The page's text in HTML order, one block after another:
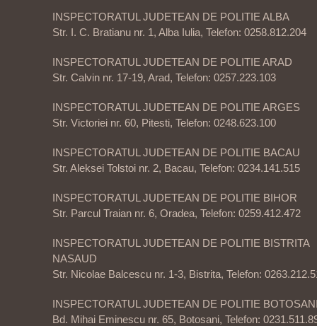
INSPECTORATUL JUDETEAN DE POLITIE ALBA
Str. I. C. Bratianu nr. 1, Alba Iulia, Telefon: 0258.812.204
INSPECTORATUL JUDETEAN DE POLITIE ARAD
Str. Calvin nr. 17-19, Arad, Telefon: 0257.223.103
INSPECTORATUL JUDETEAN DE POLITIE ARGES
Str. Victoriei nr. 60, Pitesti, Telefon: 0248.623.100
INSPECTORATUL JUDETEAN DE POLITIE BACAU
Str. Aleksei Tolstoi nr. 2, Bacau, Telefon: 0234.141.515
INSPECTORATUL JUDETEAN DE POLITIE BIHOR
Str. Parcul Traian nr. 6, Oradea, Telefon: 0259.412.472
INSPECTORATUL JUDETEAN DE POLITIE BISTRITA
NASAUD
Str. Nicolae Balcescu nr. 1-3, Bistrita, Telefon:
INSPECTORATUL JUDETEAN DE POLITIE
Bd. Mihai Eminescu nr. 65, Botosani, Telefon: